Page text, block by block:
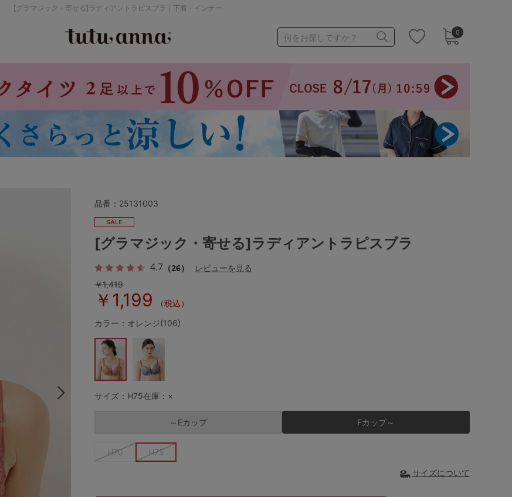
[グラマジック・寄せる]ラディアントラピスブラ｜下着・インナー
0
何をお探しですか？
パジャマ
ストッキング
価格帯から探す
～999円 1,000～1,999円
2,000～2,999円 3,000～3,999円
その他から探す
お気に入り
新着アイテム
高評価レビューアイテム
品番： 25131003
[グラマジック・寄せる]ラディアントラピスブラ
4.7 （26） レビューを見る
￥1,419
￥1,199
（税込）
カラー：オレンジ(106)
サイズ：H75在庫：×
～Eカップ Fカップ～
H70 H75
サイズについて